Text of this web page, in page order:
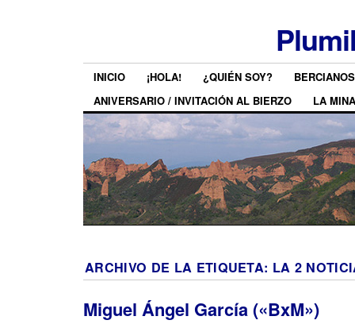
INICIO ¡HOLA! ¿QUIÉN SOY?
ANIVERSARIO / INVITACIÓN AL BIERZO
LA MINA
ARCHIVO DE LA ETIQUETA: LA 2
Miguel Ángel García («BxM»)